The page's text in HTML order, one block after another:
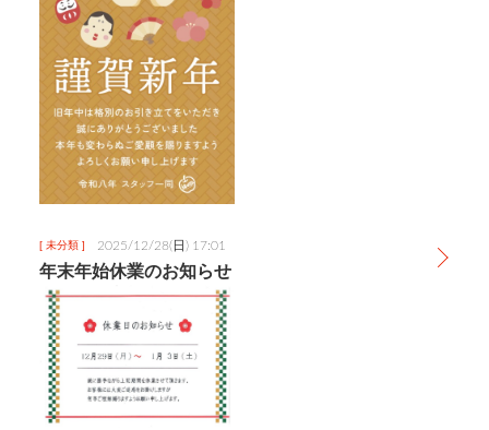
[ 未分類 ] 2025/12/28(日) 17:01
年末年始休業のお知らせ